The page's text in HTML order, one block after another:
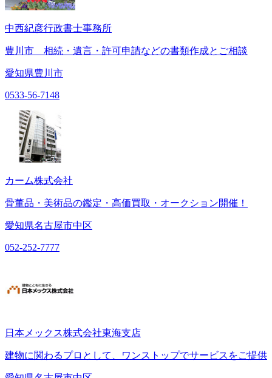
中西紀彦行政書士事務所
豊川市 相続・遺言・許可申請などの書類作成とご相談
愛知県豊川市
0533-56-7148
カーム株式会社
骨董品・美術品の鑑定・高価買取・オークション開催！
愛知県名古屋市中区
052-252-7777
日本メックス株式会社東海支店
建物に関わるプロとして、ワンストップでサービスをご提供